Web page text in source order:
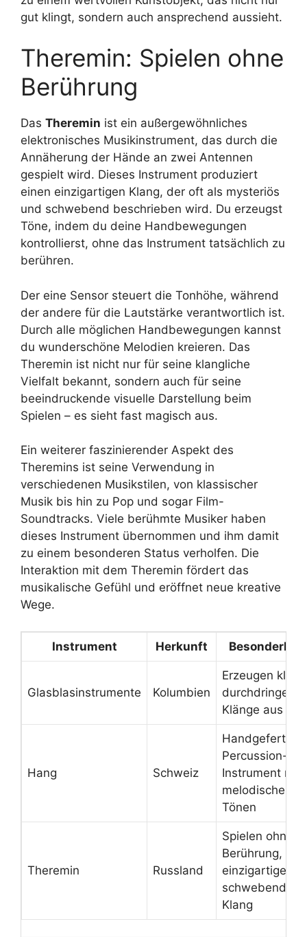
gut klingt, sondern auch ansprechend aussieht.
Theremin: Spielen ohne
Berührung
Das Theremin ist ein außergewöhnliches
elektronisches Musikinstrument, das durch die
Annäherung der Hände an zwei Antennen
gespielt wird. Dieses Instrument produziert
einen einzigartigen Klang, der oft als mysteriös
und schwebend beschrieben wird. Du erzeugst
Töne, indem du deine Handbewegungen
kontrollierst, ohne das Instrument tatsächlich zu
berühren.
Der eine Sensor steuert die Tonhöhe, während
der andere für die Lautstärke verantwortlich ist.
Durch alle möglichen Handbewegungen kannst
du wunderschöne Melodien kreieren. Das
Theremin ist nicht nur für seine klangliche
Vielfalt bekannt, sondern auch für seine
beeindruckende visuelle Darstellung beim
Spielen – es sieht fast magisch aus.
Ein weiterer faszinierender Aspekt des
Theremins ist seine Verwendung in
verschiedenen Musikstilen, von klassischer
Musik bis hin zu Pop und sogar Film-
Soundtracks. Viele berühmte Musiker haben
dieses Instrument übernommen und ihm damit
zu einem besonderen Status verholfen. Die
Interaktion mit dem Theremin fördert das
musikalische Gefühl und eröffnet neue kreative
Wege.
Instrument Herkunft Besonderheit
Glasblasinstrumente Kolumbien
Erzeugen klare,
Klänge aus
Hang Schweiz
Percussion-
Instrument mit
melodischen
Tönen
Theremin Russland
Spielen ohne
Berührung,
einzigartiger,
schwebender
Klang